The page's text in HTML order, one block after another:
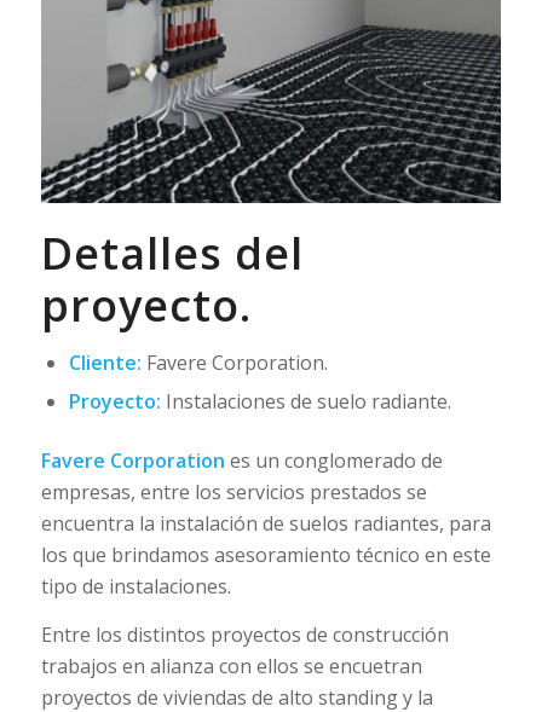
Detalles del
proyecto.
Cliente: Favere Corporation.
Proyecto: Instalaciones de suelo radiante.
Favere Corporation es un conglomerado de
empresas, entre los servicios prestados se
encuentra la instalación de suelos radiantes, para
los que brindamos asesoramiento técnico en este
tipo de instalaciones.
Entre los distintos proyectos de construcción
trabajos en alianza con ellos se encuetran
proyectos de viviendas de alto standing y la